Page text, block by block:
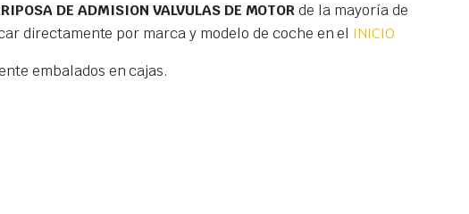
DE ADMISION VALVULAS DE MOTORde la mayoría de
directamente por marca y modelo de coche en el INICIO
embalados en cajas.